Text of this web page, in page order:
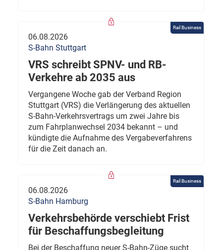
Rail Business
06.08.2026
S-Bahn Stuttgart
VRS schreibt SPNV- und RB-
Verkehre ab 2035 aus
Vergangene Woche gab der Verband Region
Stuttgart (VRS) die Verlängerung des aktuellen
S-Bahn-Verkehrsvertrags um zwei Jahre bis
zum Fahrplanwechsel 2034 bekannt – und
kündigte die Aufnahme des Vergabeverfahrens
für die Zeit danach an.
Rail Business
06.08.2026
S-Bahn Hamburg
Verkehrsbehörde verschiebt Frist
für Beschaffungsbegleitung
Bei der Beschaffung neuer S-Bahn-Züge sucht